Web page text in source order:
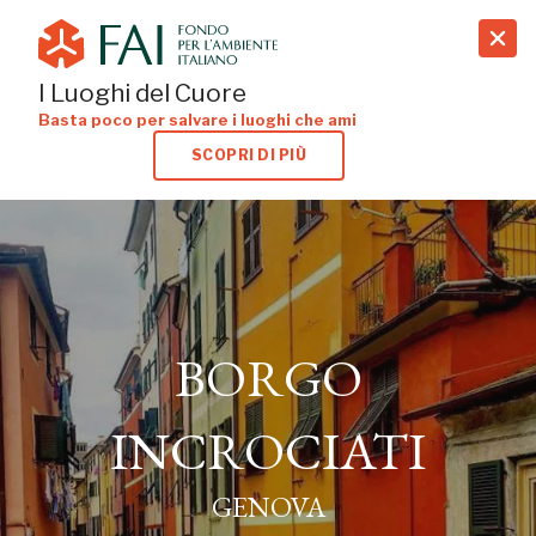
search
I Luoghi del Cuore
Basta poco per salvare i luoghi che ami
SCOPRI DI PIÙ
BORGO
INCROCIATI
GENOVA
BORGO
INCROCIATI
GENOVA